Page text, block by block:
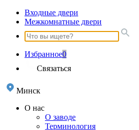
Входные двери
Межкомнатные двери
Избранное0
Связаться
Минск
О нас
О заводе
Терминология